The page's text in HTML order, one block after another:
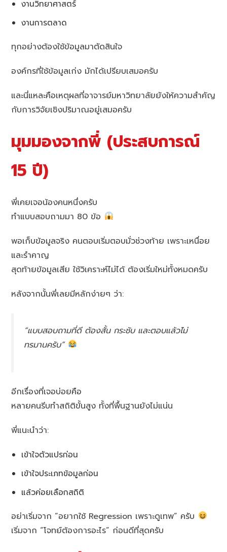
งานวิทยาศาสตร์
งานการตลาด
ทุกอย่างต้องใช้ข้อมูลมาตัดสินใจ
องค์กรที่ใช้ข้อมูลเก่ง มักได้เปรียบเสมอครับ
และนี่แหละคือเหตุผลที่อาจารย์มหาวิทยาลัยยังให้ความสำคัญ
กับการวิจัยเชิงปริมาณอยู่เสมอครับ
มุมมองจากพี่ (ประสบการณ์
15 ปี)
พี่เคยเจอน้องคนหนึ่งครับ
ทำแบบสอบถามมา 80 ข้อ
พอเก็บข้อมูลจริง คนตอบเริ่มตอบมั่วช่วงท้าย เพราะเหนื่อย
และรำคาญ
สุดท้ายข้อมูลเสีย ใช้วิเคราะห์ไม่ได้ ต้องเริ่มใหม่ทั้งหมดครับ
หลังจากนั้นพี่เลยมีหลักง่ายๆ ว่า:
“แบบสอบถามที่ดี ต้องสั้น กระชับ และตอบแล้วไม่
ทรมานครับ”
อีกเรื่องที่เจอบ่อยคือ
หลายคนรีบทำสถิติขั้นสูง ทั้งที่พื้นฐานยังไม่แน่น
พี่แนะนำว่า:
เข้าใจตัวแปรก่อน
เข้าใจประเภทข้อมูลก่อน
แล้วค่อยเลือกสถิติ
อย่าเริ่มจาก “อยากใช้ Regression เพราะดูเทพ” ครับ
เริ่มจาก “โจทย์ต้องการอะไร” ก่อนดีที่สุดครับ